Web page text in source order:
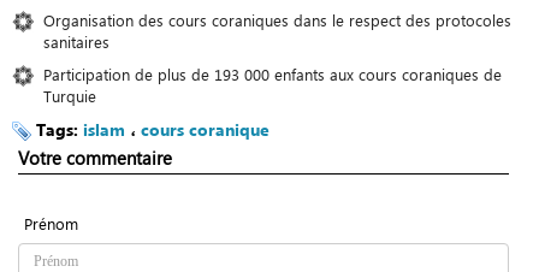
Organisation des cours coraniques dans le respect des protocoles
sanitaires
Participation de plus de 193 000 enfants aux cours coraniques de
Turquie
Tags: islam ، cours coranique
Votre commentaire
Prénom